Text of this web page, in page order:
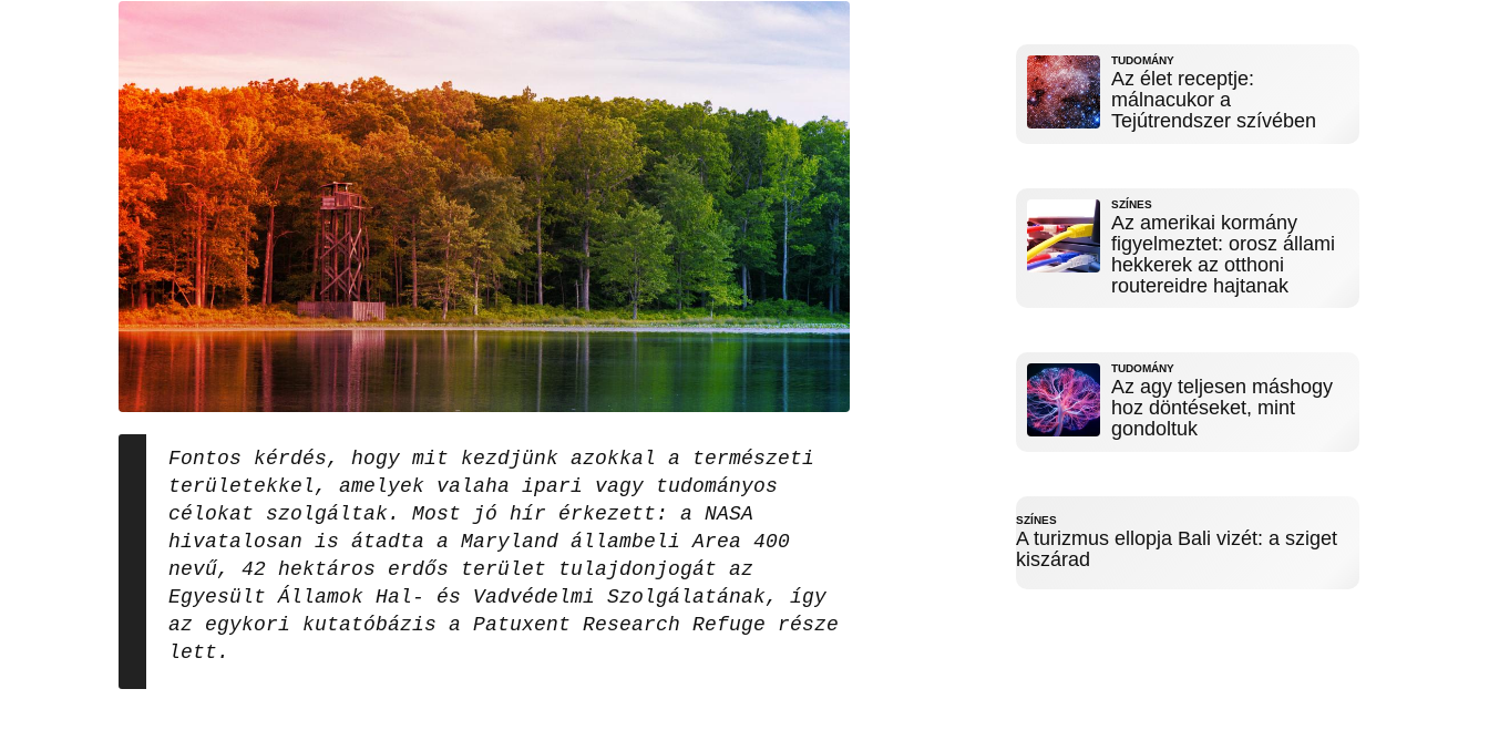
Fontos kérdés, hogy mit kezdjünk azokkal a természeti
területekkel, amelyek valaha ipari vagy tudományos
célokat szolgáltak. Most jó hír érkezett: a NASA
hivatalosan is átadta a Maryland állambeli Area 400
nevű, 42 hektáros erdős terület tulajdonjogát az
Egyesült Államok Hal- és Vadvédelmi Szolgálatának, így
az egykori kutatóbázis a Patuxent Research Refuge része
lett.
TUDOMÁNY
Az élet receptje:
málnacukor a
Tejútrendszer szívében
SZÍNES
Az amerikai kormány
figyelmeztet: orosz állami
hekkerek az otthoni
routereidre hajtanak
TUDOMÁNY
Az agy teljesen máshogy
hoz döntéseket, mint
gondoltuk
SZÍNES
A turizmus ellopja Bali vizét: a sziget
kiszárad